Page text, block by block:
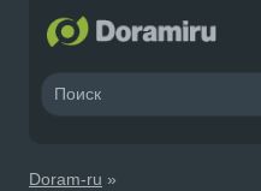
Doram-ru »